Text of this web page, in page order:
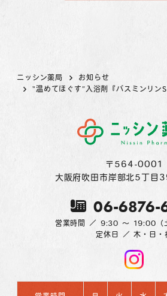
ニッシン薬局
お知らせ
“温めてほぐす”入浴剤『バスミンリン
〒564-0001
大阪府吹田市岸部北5丁目
06-6876-
営業時間 ／ 9:30 〜 19:00（
定休日 ／ 木・日・